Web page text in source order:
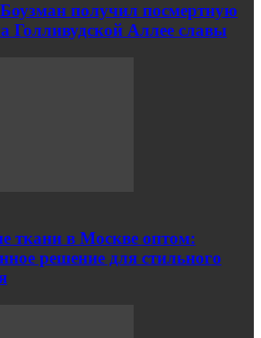
получил посмертную
Голливудской Аллее славы
ткани в Москве оптом:
решение для стильного